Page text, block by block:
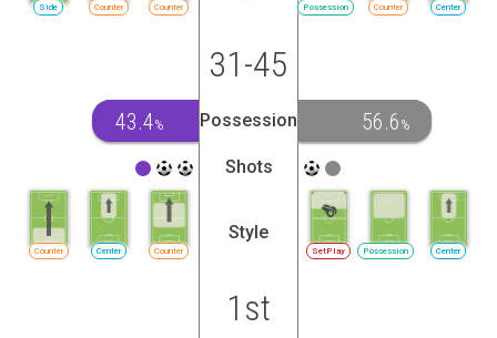
Counter
Counter
Side Possession Counter Center
31-45
43.4% Possession 56.6 %
Shots
Counter
Center
Counter
Style
SetPlay Possession Center
1st